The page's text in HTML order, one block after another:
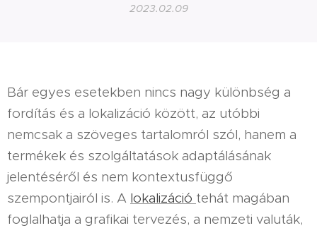
2023.02.09
Bár egyes esetekben nincs nagy különbség a
fordítás és a lokalizáció között, az utóbbi
nemcsak a szöveges tartalomról szól, hanem a
termékek és szolgáltatások adaptálásának
jelentéséről és nem kontextusfüggő
szempontjairól is. A lokalizáció tehát magában
foglalhatja a grafikai tervezés, a nemzeti valuták,